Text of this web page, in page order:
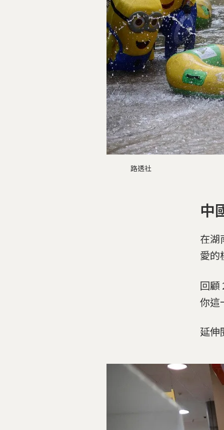
路透社
中
在湖
愛的
回顧
你這
延伸